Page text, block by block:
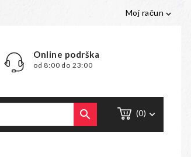
Moj račun 
Online podrška
od 8:00 do 23:00
(0) 
